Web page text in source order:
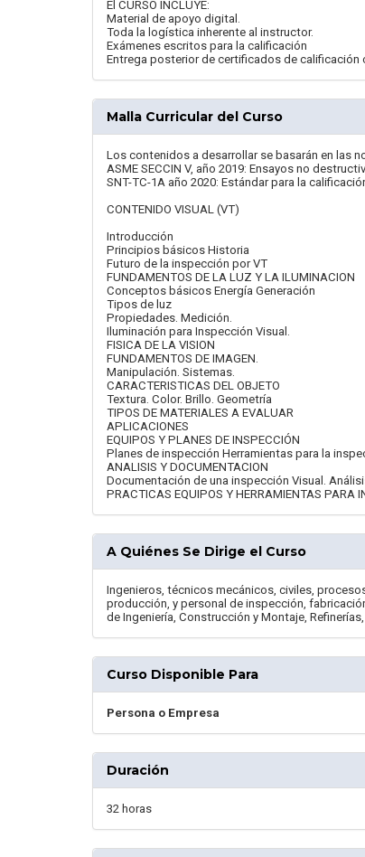
El CURSO INCLUYE:
Material de apoyo digital.
Toda la logística inherente al instructor.
Exámenes escritos para la calificación
Entrega posterior de certificados de calificación
Malla Curricular del Curso
Los contenidos a desarrollar se basarán en las
ASME SECCIN V, año 2019: Ensayos no
SNT-TC-1A año 2020: Estándar para la
CONTENIDO VISUAL (VT)
Introducción
Principios básicos Historia
Futuro de la inspección por VT
FUNDAMENTOS DE LA LUZ Y LA ILUMINACION
Conceptos básicos Energía Generación
Tipos de luz
Propiedades. Medición.
Iluminación para Inspección Visual.
FISICA DE LA VISION
FUNDAMENTOS DE IMAGEN.
Manipulación. Sistemas.
CARACTERISTICAS DEL OBJETO
Textura. Color. Brillo. Geometría
TIPOS DE MATERIALES A EVALUAR
APLICACIONES
EQUIPOS Y PLANES DE INSPECCIÓN
Planes de inspección Herramientas para la
ANALISIS Y DOCUMENTACION
Documentación de una inspección Visual.
PRACTICAS EQUIPOS Y HERRAMIENTAS PARA
A Quiénes Se Dirige el Curso
Ingenieros, técnicos mecánicos, civiles,
producción, y personal de inspección,
de Ingeniería, Construcción y Montaje,
Curso Disponible Para
Persona o Empresa
Duración
32 horas